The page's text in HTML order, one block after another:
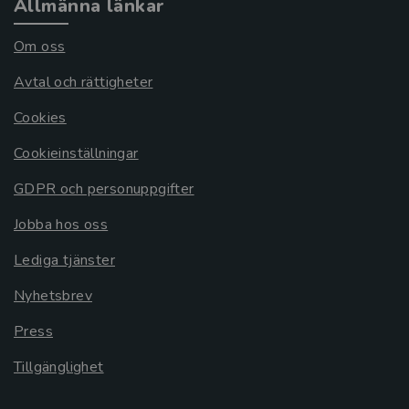
Allmänna länkar
Om oss
Avtal och rättigheter
Cookies
Cookieinställningar
GDPR och personuppgifter
Jobba hos oss
Lediga tjänster
Nyhetsbrev
Press
Tillgänglighet